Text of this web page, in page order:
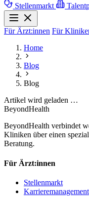
Stellenmarkt
Für Ärzt:innen Für
Home
Blog
Blog
Artikel wird geladen …
BeyondHealth
BeyondHealth verbindet
Kliniken über einen
Beratung.
Für Ärzt:innen
Stellenmarkt
Karrieremanagement